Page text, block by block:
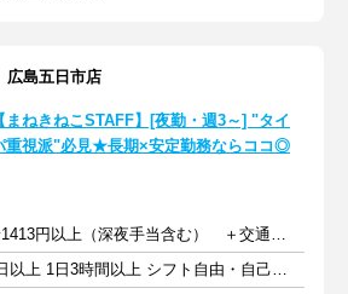
島五日市店
【まねきねこSTAFF】[夜勤・週3～] "タイ
重視派"必見★長期×安定勤務ならココ◎
時給1413円以上（深夜手当含む） ＋交通費支給
週3日以上 1日3時間以上 シフト自由・自己申告